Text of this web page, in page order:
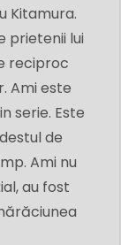
Kitamura.
prietenii lui
reciproc
Ami este
serie. Este
de
Ami nu
au fost